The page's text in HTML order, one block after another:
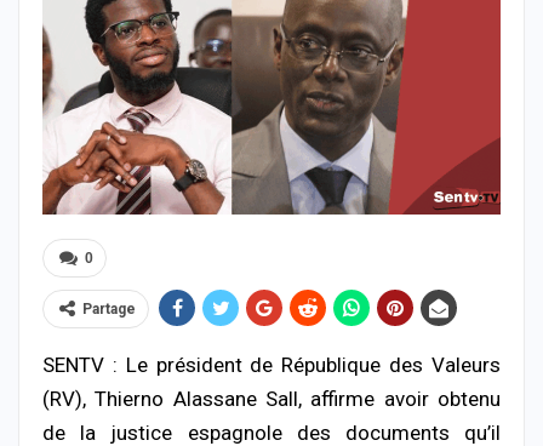
0
Partage
SENTV : Le président de République des Valeurs
(RV), Thierno Alassane Sall, affirme avoir obtenu
de la justice espagnole des documents qu’il